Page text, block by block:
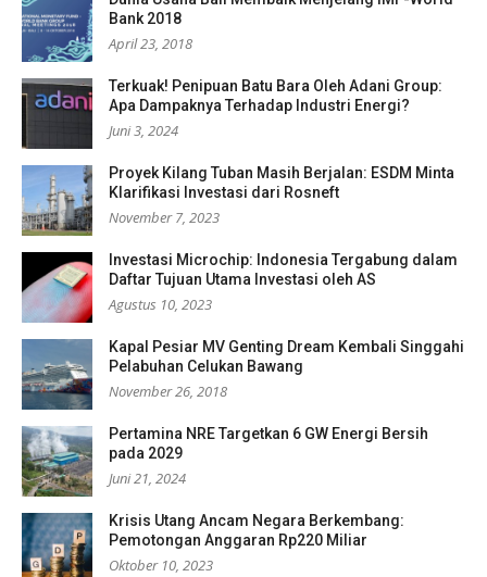
Bank 2018
April 23, 2018
Terkuak! Penipuan Batu Bara Oleh Adani Group:
Apa Dampaknya Terhadap Industri Energi?
Juni 3, 2024
Proyek Kilang Tuban Masih Berjalan: ESDM Minta
Klarifikasi Investasi dari Rosneft
November 7, 2023
Investasi Microchip: Indonesia Tergabung dalam
Daftar Tujuan Utama Investasi oleh AS
Agustus 10, 2023
Kapal Pesiar MV Genting Dream Kembali Singgahi
Pelabuhan Celukan Bawang
November 26, 2018
Pertamina NRE Targetkan 6 GW Energi Bersih
pada 2029
Juni 21, 2024
Krisis Utang Ancam Negara Berkembang:
Pemotongan Anggaran Rp220 Miliar
Oktober 10, 2023